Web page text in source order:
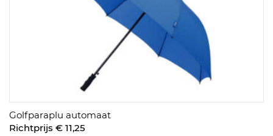
Golfparaplu automaat
Richtprijs € 11,25